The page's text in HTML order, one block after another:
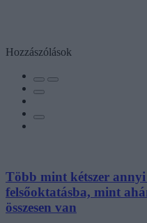
Hozzászólások
Több mint kétszer
felsőoktatásba, mint
összesen van